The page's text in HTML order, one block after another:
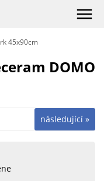
45x90cm
DOMO
následující »